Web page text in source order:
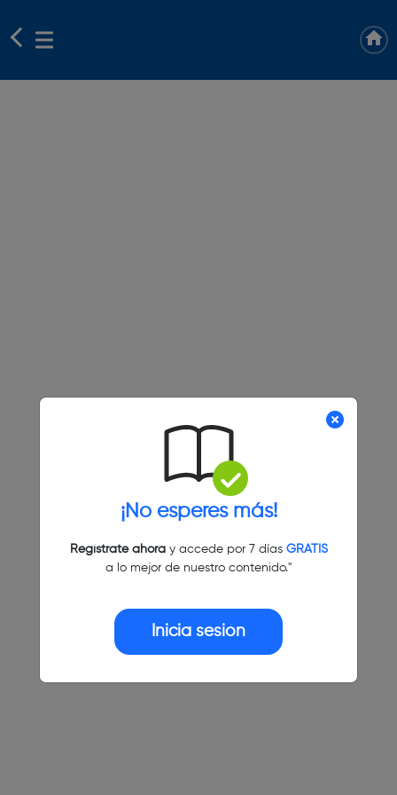
¡No esperes más!
Regístrate ahoray accede por 7 días GRATIS
a lo mejor de nuestro contenido."
Inicia sesión